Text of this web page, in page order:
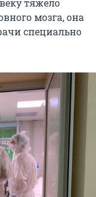
тяжело
мозга, она
специально